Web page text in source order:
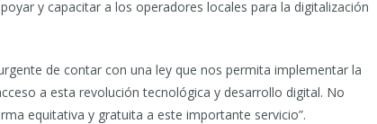
y capacitar a los operadores locales para la digitalización
de contar con una ley que nos permita implementar la
a esta revolución tecnológica y desarrollo digital. No
equitativa y gratuita a este importante servicio”.